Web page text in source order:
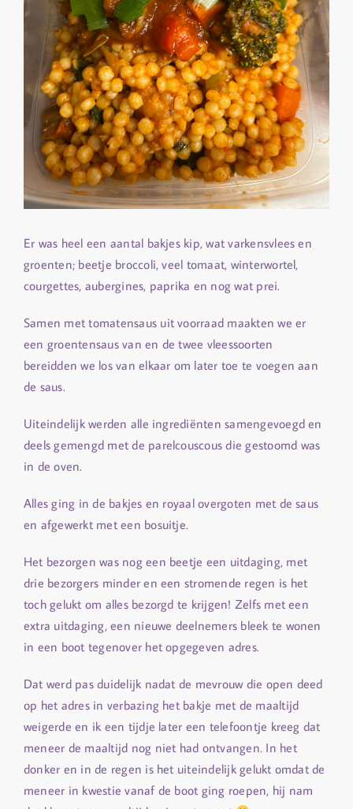
Er was heel een aantal bakjes kip, wat varkensvlees en
groenten; beetje broccoli, veel tomaat, winterwortel,
courgettes, aubergines, paprika en nog wat prei.
Samen met tomatensaus uit voorraad maakten we er
een groentensaus van en de twee vleessoorten
bereidden we los van elkaar om later toe te voegen aan
de saus.
Uiteindelijk werden alle ingrediënten samengevoegd en
deels gemengd met de parelcouscous die gestoomd was
in de oven.
Alles ging in de bakjes en royaal overgoten met de saus
en afgewerkt met een bosuitje.
Het bezorgen was nog een beetje een uitdaging, met
drie bezorgers minder en een stromende regen is het
toch gelukt om alles bezorgd te krijgen! Zelfs met een
extra uitdaging, een nieuwe deelnemers bleek te wonen
in een boot tegenover het opgegeven adres.
Dat werd pas duidelijk nadat de mevrouw die open deed
op het adres in verbazing het bakje met de maaltijd
weigerde en ik een tijdje later een telefoontje kreeg dat
meneer de maaltijd nog niet had ontvangen. In het
donker en in de regen is het uiteindelijk gelukt omdat de
meneer in kwestie vanaf de boot ging roepen, hij nam